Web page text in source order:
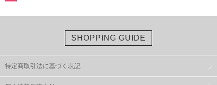
SHOPPING GUIDE
特定商取引法に基づく表記